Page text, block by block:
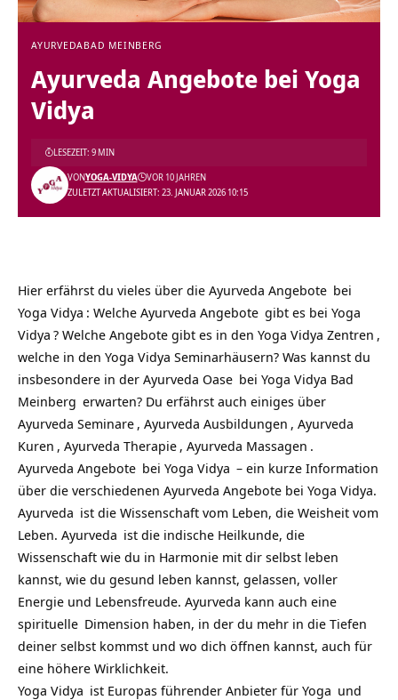
AYURVEDABAD MEINBERG
Ayurveda Angebote bei Yoga
Vidya
ZULETZT AKTUALISIERT: 23. JANUAR 2026 10:15
VONYOGA-VIDYA VOR 10 JAHREN
LESEZEIT: 9 MIN
Hier erfährst du vieles über die Ayurveda Angebote bei
Yoga Vidya : Welche Ayurveda Angebote gibt es bei Yoga
Vidya ? Welche Angebote gibt es in den Yoga Vidya Zentren ,
welche in den Yoga Vidya Seminarhäusern? Was kannst du
insbesondere in der Ayurveda Oase bei Yoga Vidya Bad
Meinberg erwarten? Du erfährst auch einiges über
Ayurveda Seminare , Ayurveda Ausbildungen , Ayurveda
Kuren , Ayurveda Therapie , Ayurveda Massagen .
Ayurveda Angebote bei Yoga Vidya – ein kurze Information
über die verschiedenen Ayurveda Angebote bei Yoga Vidya.
Ayurveda ist die Wissenschaft vom Leben, die Weisheit vom
Leben. Ayurveda ist die indische Heilkunde, die
Wissenschaft wie du in Harmonie mit dir selbst leben
kannst, wie du gesund leben kannst, gelassen, voller
Energie und Lebensfreude. Ayurveda kann auch eine
spirituelle Dimension haben, in der du mehr in die Tiefen
deiner selbst kommst und wo dich öffnen kannst, auch für
eine höhere Wirklichkeit.
Yoga Vidya ist Europas führender Anbieter für Yoga und